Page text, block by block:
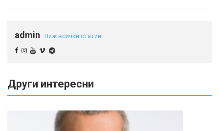
admin Виж всички статии
Други интересни